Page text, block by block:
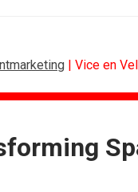
| Vice en
MEDIA